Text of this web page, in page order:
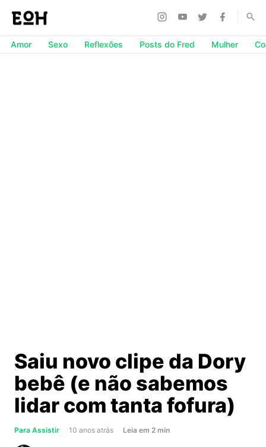
Amor Sexo Reflexões Posts do Fred Mulher
Saiu novo clipe da Dory
bebê (e não sabemos
lidar com tanta fofura)
Para Assistir 10 anos atrás Leia about
em 2 min